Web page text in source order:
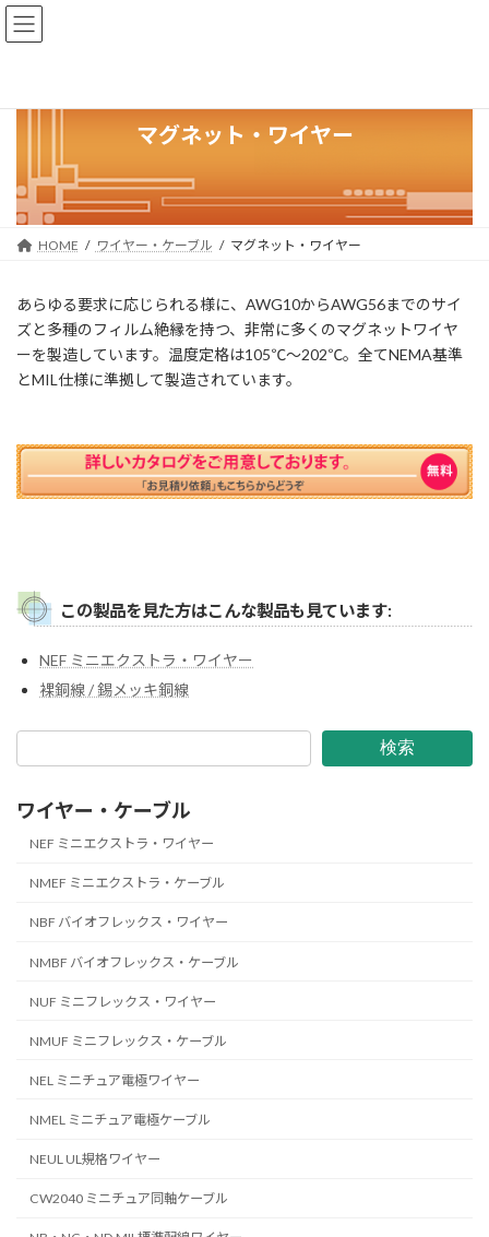
コ
ン
ナ
ビ
マグネット・ワイヤー
HOME ワイヤー・ケーブル マグネット・ワイヤー
あらゆる要求に応じられる様に、AWG10からAWG56までのサイ
ズと多種のフィルム絶縁を持つ、非常に多くのマグネットワイヤ
ーを製造しています。温度定格は105℃～202℃。全てNEMA基準
とMIL仕様に準拠して製造されています。
この製品を見た方はこんな製品も見ています:
NEF ミニエクストラ・ワイヤー
裸銅線 / 錫メッキ銅線
検索
ワイヤー・ケーブル
NEF ミニエクストラ・ワイヤー
NMEF ミニエクストラ・ケーブル
NBF バイオフレックス・ワイヤー
NMBF バイオフレックス・ケーブル
NUF ミニフレックス・ワイヤー
NMUF ミニフレックス・ケーブル
NEL ミニチュア電極ワイヤー
NMEL ミニチュア電極ケーブル
NEUL UL規格ワイヤー
CW2040 ミニチュア同軸ケーブル